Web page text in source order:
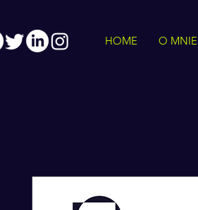
HOME O MNIE